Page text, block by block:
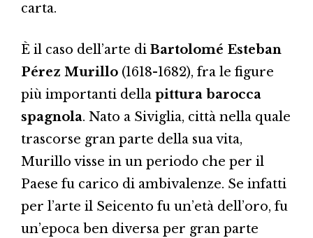
carta.
È il caso dell’arte di Bartolomé Esteban
Pérez Murillo (1618-1682), fra le figure
più importanti della pittura barocca
spagnola. Nato a Siviglia, città nella quale
trascorse gran parte della sua vita,
Murillo visse in un periodo che per il
Paese fu carico di ambivalenze. Se infatti
per l’arte il Seicento fu un’età dell’oro, fu
un’epoca ben diversa per gran parte